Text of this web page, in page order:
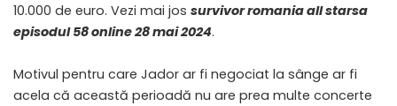
10.000 de euro. Vezi mai jos survivor romania all starsa
episodul 58 online 28 mai 2024.
Motivul pentru care Jador ar fi negociat la sânge ar fi
acela că această perioadă nu are prea multe concerte